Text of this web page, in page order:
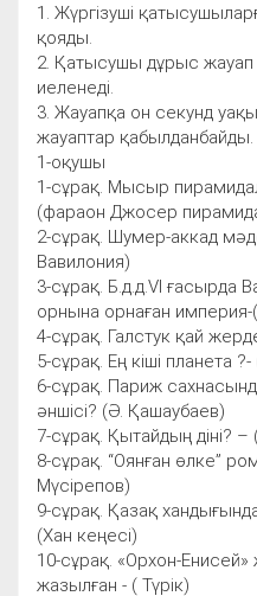
1. Жүргізуші
қояды.
2. Қатысушы дұрыс жауап
иеленеді.
3. Жауапқа он секунд
жауаптар қабылданбайды.
1-оқушы
1-сұрақ. Мысыр
(фараон Джосер
2-сұрақ. Шумер-аккад
Вавилония)
3-сұрақ. Б.д.д.VI ғасырда
орнына орнаған
4-сұрақ. Галстук қай
5-сұрақ. Ең кіші планета
6-сұрақ. Париж
әншісі? (Ә. Қашаубаев)
7-сұрақ. Қытайдың діні?
8-сұрақ. “Оянған өлке”
Мүсірепов)
9-сұрақ. Қазақ
(Хан кеңесі)
10-сұрақ. «Орхон-Енисей»
жазылған - ( Түрік)